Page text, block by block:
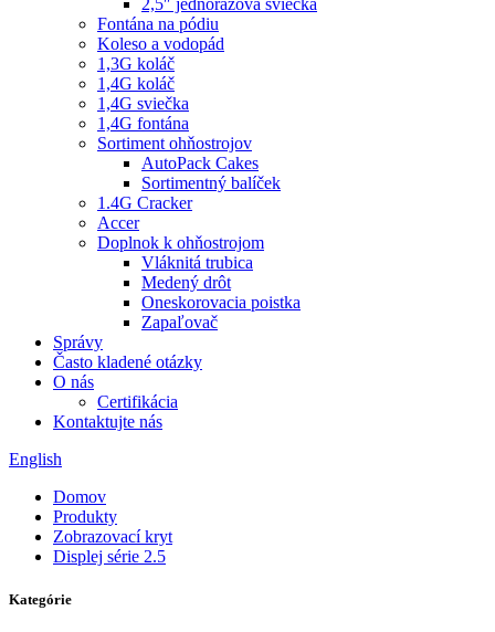
2,5″ jednorazová sviečka
Fontána na pódiu
Koleso a vodopád
1,3G koláč
1,4G koláč
1,4G sviečka
1,4G fontána
Sortiment ohňostrojov
AutoPack Cakes
Sortimentný balíček
1.4G Cracker
Accer
Doplnok k ohňostrojom
Vláknitá trubica
Medený drôt
Oneskorovacia poistka
Zapaľovač
Správy
Často kladené otázky
O nás
Certifikácia
Kontaktujte nás
English
Domov
Produkty
Zobrazovací kryt
Displej série 2.5
Kategórie